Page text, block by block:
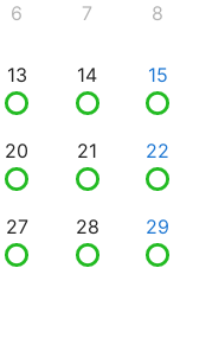
6 7 8
13 14 15
20 21 22
27 28 29